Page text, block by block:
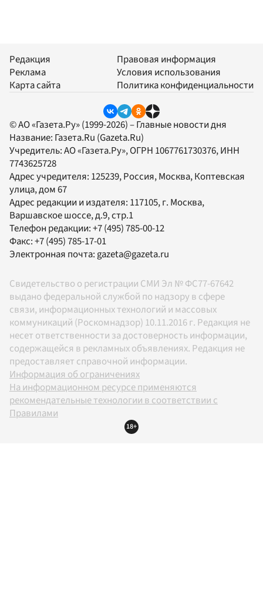
Редакция
Реклама
Карта сайта
Правовая информация
Условия использования
Политика конфиденциальности
© АО «Газета.Ру» (1999-2026) – Главные новости дня
Название: Газета.Ru (Gazeta.Ru)
Учредитель:АО «Газета.Ру», ОГРН 1067761730376, ИНН
7743625728
Адрес учредителя: 125239, Россия, Москва, Коптевская
улица, дом 67
Адрес редакции и издателя: 117105, г. Москва,
Варшавское шоссе, д.9, стр.1
Телефон редакции:+7 (495) 785-00-12
Факс:+7 (495) 785-17-01
Электронная почта: gazeta@gazeta.ru
Свидетельство о регистрации СМИ Эл № ФС77-67642
выдано федеральной службой по надзору в сфере
связи, информационных технологий и массовых
коммуникаций (Роскомнадзор) 10.11.2016 г. Редакция не
несет ответственности за достоверность информации,
содержащейся в рекламных объявлениях. Редакция не
предоставляет справочной информации.
Информация об ограничениях
На информационном ресурсе применяются
рекомендательные технологии в соответствии с
Правилами
18+